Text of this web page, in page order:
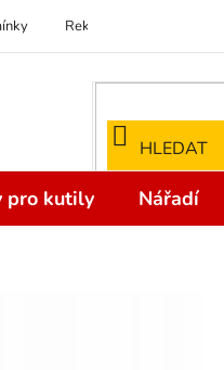
Reklamace
HLEDAT
pro kutily Nářadí